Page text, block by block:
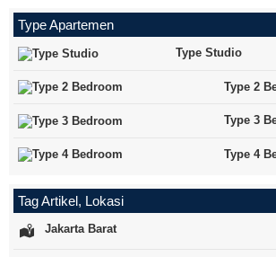
Type Apartemen
Type Studio
Type 2
Type 3
Type 4
Tag Artikel, Lokasi
Jakarta Barat